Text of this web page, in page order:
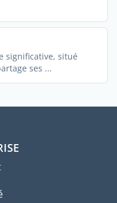
significative, situé
ses ...